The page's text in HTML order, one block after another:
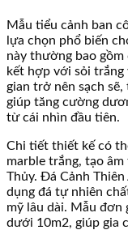
Mẫu tiểu cảnh ban
lựa chọn phổ biến
này thường bao gồm
kết hợp với sỏi trắng
gian trở nên sạch
giúp tăng cường
từ cái nhìn đầu tiên.
Chi tiết thiết kế có
marble trắng, tạo
Thủy. Đá Cảnh
dụng đá tự nhiên
mỹ lâu dài. Mẫu đơn
dưới 10m2, giúp gia